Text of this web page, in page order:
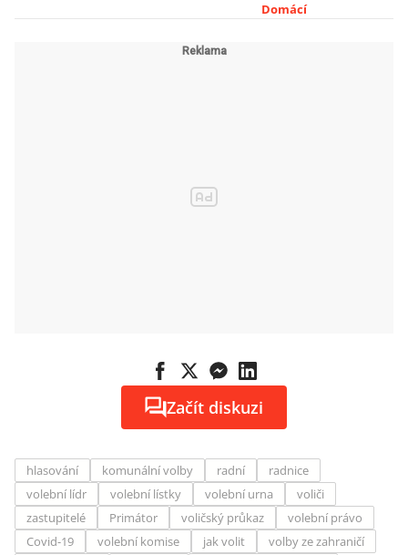
Brna. ODS sází
Domácí
Začít diskuzi
hlasování komunální volby radní
radnice
volební lídr
volební lístky volební urna
voliči
zastupitelé
Primátor voličský průkaz
volební právo
Covid-19
volební komise jak volit volby ze zahraničí